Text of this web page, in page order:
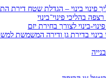
הליך פינוי בינוי – הגדלת שטח
בהליכי פינוי־בינוי
בינוי לצורך בחירת יזם
בינוי בדירת גן ודירה המשמשת